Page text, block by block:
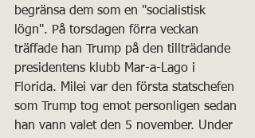
begränsa dem som en "socialistisk
lögn". På torsdagen förra veckan
träffade han Trump på den tillträdande
presidentens klubb Mar-a-Lago i
Florida. Milei var den första statschefen
som Trump tog emot personligen sedan
han vann valet den 5 november. Under